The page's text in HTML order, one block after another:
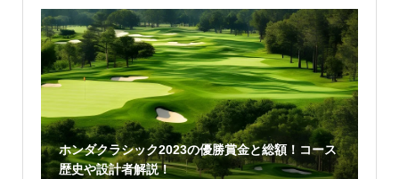
ホンダクラシック2023の優勝賞金と総額！コース
歴史や設計者解説！